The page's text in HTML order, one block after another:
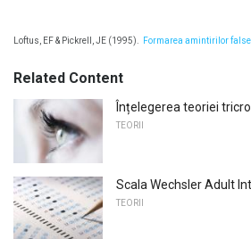
Loftus, EF & Pickrell, JE (1995). Formarea amintirilor false
Related Content
Înțelegerea teoriei
TEORII
Scala Wechsler Adult
TEORII